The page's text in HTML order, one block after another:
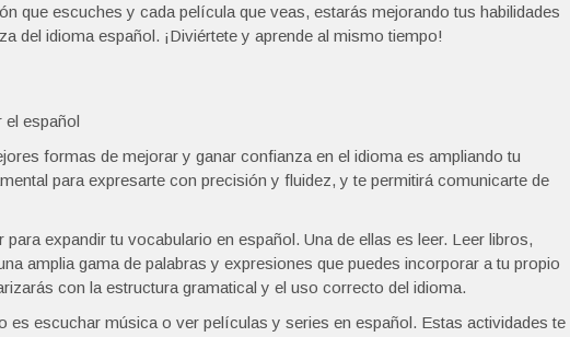
que escuches y cada película que veas, estarás mejorando tus habilidades
del idioma español. ¡Diviértete y aprende al mismo tiempo!
el español
formas de mejorar y ganar confianza en el idioma es ampliando tu
para expresarte con precisión y fluidez, y te permitirá comunicarte de
expandir tu vocabulario en español. Una de ellas es leer. Leer libros,
amplia gama de palabras y expresiones que puedes incorporar a tu propio
con la estructura gramatical y el uso correcto del idioma.
es escuchar música o ver películas y series en español. Estas actividades te